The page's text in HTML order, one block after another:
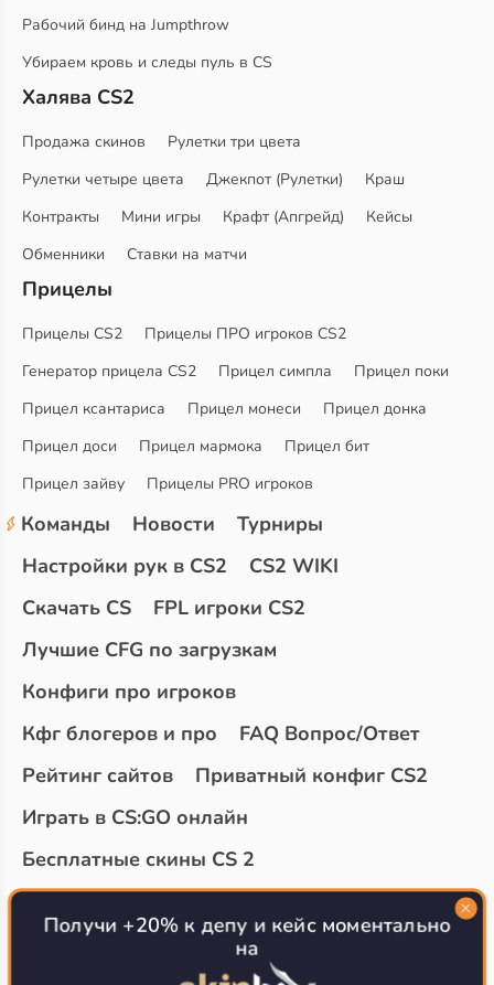
Рабочий бинд на Jumpthrow
Убираем кровь и следы пуль в CS
Халява CS2
Продажа скинов
Рулетки три цвета
Рулетки четыре цвета
Джекпот (Рулетки)
Краш
Контракты
Мини игры Крафт (Апгрейд)
Кейсы
Обменники
Ставки на матчи
Прицелы
Прицелы CS2
Прицелы ПРО игроков CS2
Генератор прицела CS2
Прицел симпла
Прицел поки
Прицел ксантариса
Прицел монеси
Прицел донка
Прицел доси
Прицел мармока
Прицел бит
Прицел зайву
Прицелы PRO игроков
Команды Новости
Турниры
Настройки рук в CS2
CS2 WIKI
Скачать CS
FPL игроки CS2
Лучшие CFG по загрузкам
Конфиги про игроков
Кфг блогеров и про
FAQ Вопрос/Ответ
Рейтинг сайтов
Приватный конфиг CS2
Играть в CS:GO онлайн
Бесплатные скины CS 2
Топ сайтов с халявой КС 2
О проекте
Получи +20% к депу и кейс моментально
на